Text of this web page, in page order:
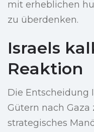
mit erheblichen
zu überdenken.
Israels
Reaktion
Die Entscheidung
Gütern nach Gaza
strategisches